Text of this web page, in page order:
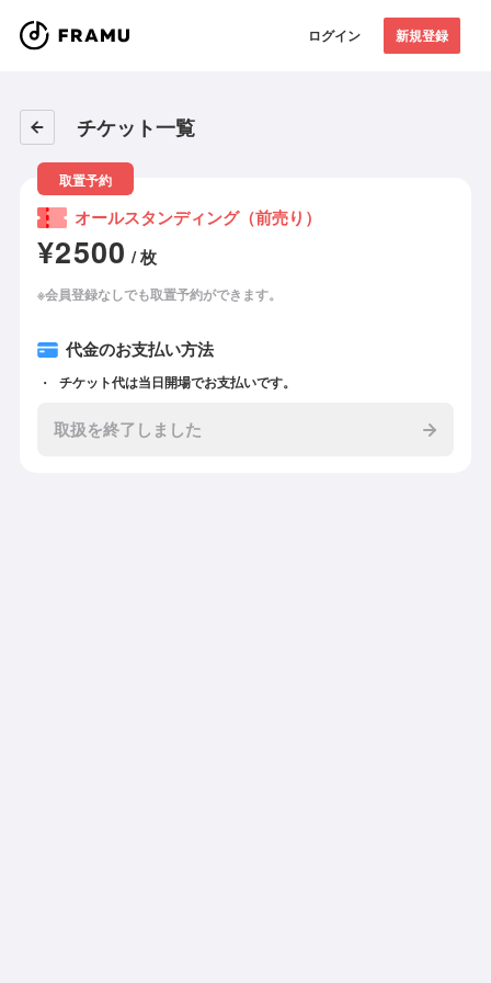
ログイン 新規登録
チケット一覧
取置予約
オールスタンディング（前売り）
¥2500 / 枚
※会員登録なしでも取置予約ができます。
代金のお支払い方法
チケット代は当日開場でお支払いです。
取扱を終了しました